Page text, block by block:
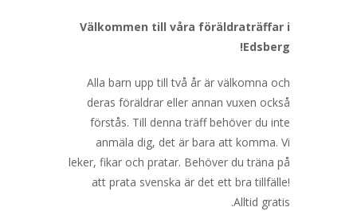
Välkommen till våra föräldraträffar i
Edsberg!
Alla barn upp till två år är välkomna och
deras föräldrar eller annan vuxen också
förstås. Till denna träff behöver du inte
anmäla dig, det är bara att komma. Vi
leker, fikar och pratar. Behöver du träna på
att prata svenska är det ett bra tillfälle!
Alltid gratis.